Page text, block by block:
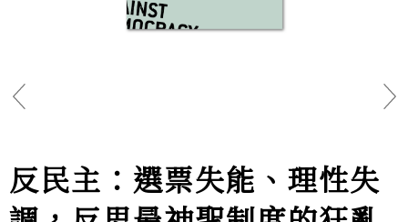
反民主：選票失能、理性失